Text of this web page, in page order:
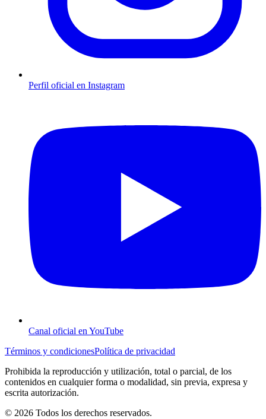
Perfil oficial en Instagram
Canal oficial en YouTube
Términos y condicionesPolítica de privacidad
Prohibida la reproducción y utilización, total o parcial, de los
contenidos en cualquier forma o modalidad, sin previa, expresa y
escrita autorización.
© 2026 Todos los derechos reservados.